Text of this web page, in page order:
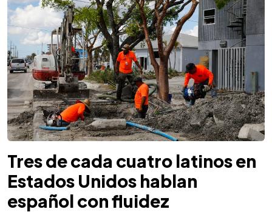
Tres de cada cuatro latinos en
Estados Unidos hablan
español con fluidez